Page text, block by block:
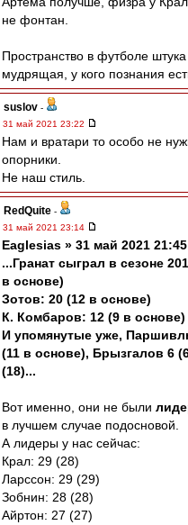
не фонтан.
Пространство в футболе
мудрящая, у кого познания
suslov -
31 май 2021 23:22
Нам и вратари то особо не
опорники.
Не наш стиль.
RedQuite -
31 май 2021 23:14
Eaglesias » 31 май 2021 21:45
...Гранат сыграл в сезоне
в основе)
Зотов: 20 (12 в основе)
К. Комбаров: 12 (9 в основе)
И упомянутые уже,
(11 в основе), Брызгалов 6
(18)...
Вот именно, они не были
в лучшем случае подосновой.
А лидеры у нас сейчас:
Крал: 29 (28)
Ларссон: 29 (29)
Зобнин: 28 (28)
Айртон: 27 (27)